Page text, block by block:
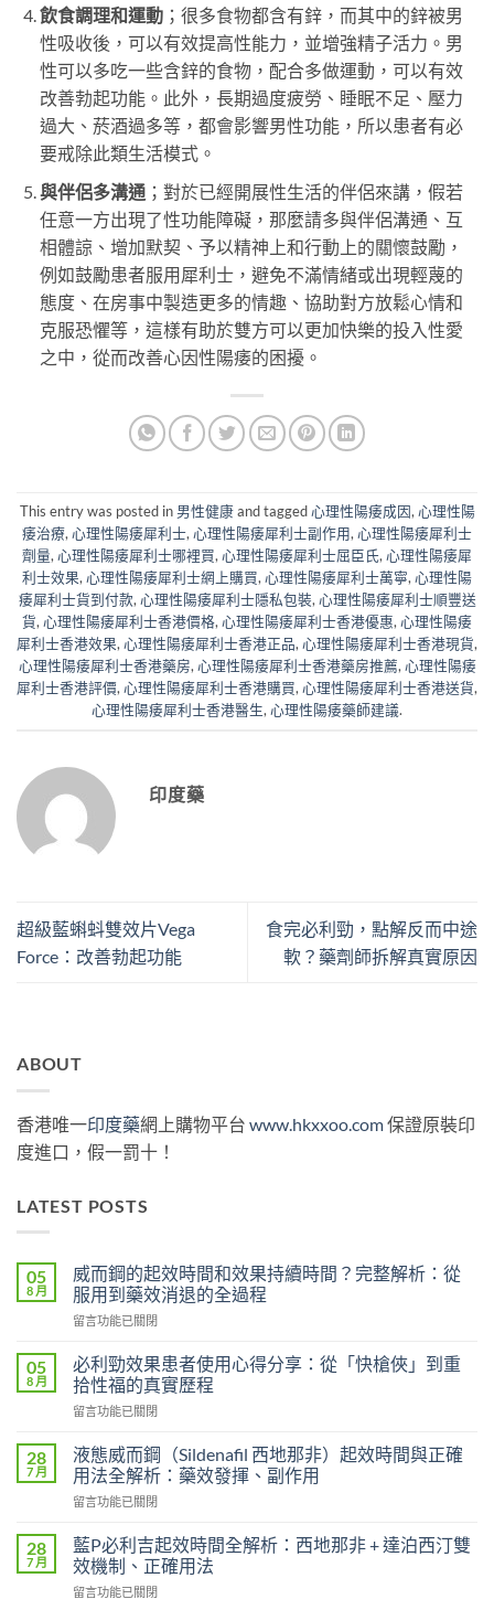
飲食調理和運動；很多食物都含有鋅，而其中的鋅被男
性吸收後，可以有效提高性能力，並增強精子活力。男
性可以多吃一些含鋅的食物，配合多做運動，可以有效
改善勃起功能。此外，長期過度疲勞、睡眠不足、壓力
過大、菸酒過多等，都會影響男性功能，所以患者有必
要戒除此類生活模式。
與伴侶多溝通；對於已經開展性生活的伴侶來講，假若
任意一方出現了性功能障礙，那麼請多與伴侶溝通、互
相體諒、增加默契、予以精神上和行動上的關懷鼓勵，
例如鼓勵患者服用犀利士，避免不滿情緒或出現輕蔑的
態度、在房事中製造更多的情趣、協助對方放鬆心情和
克服恐懼等，這樣有助於雙方可以更加快樂的投入性愛
之中，從而改善心因性陽痿的困擾。
This entry was posted in 男性健康and tagged心理性陽痿成因, 心理性陽
痿治療, 心理性陽痿犀利士, 心理性陽痿犀利士副作用, 心理性陽痿犀利士
劑量, 心理性陽痿犀利士哪裡買, 心理性陽痿犀利士屈臣氏, 心理性陽痿犀
利士效果, 心理性陽痿犀利士網上購買, 心理性陽痿犀利士萬寧, 心理性陽
痿犀利士貨到付款, 心理性陽痿犀利士隱私包裝, 心理性陽痿犀利士順豐送
貨, 心理性陽痿犀利士香港價格, 心理性陽痿犀利士香港優惠, 心理性陽痿
犀利士香港效果, 心理性陽痿犀利士香港正品, 心理性陽痿犀利士香港現貨,
心理性陽痿犀利士香港藥房, 心理性陽痿犀利士香港藥房推薦, 心理性陽痿
犀利士香港評價, 心理性陽痿犀利士香港購買, 心理性陽痿犀利士香港送貨,
心理性陽痿犀利士香港醫生, 心理性陽痿藥師建議.
印度藥
超級藍蝌蚪雙效片Vega
Force：改善勃起功能
食完必利勁，點解反而中途
軟？藥劑師拆解真實原因
ABOUT
香港唯一印度藥網上購物平台 www.hkxxoo.com保證原裝印
度進口，假一罰十！
LATEST POSTS
05
8 月
威而鋼的起效時間和效果持續時間？完整解析：從
服用到藥效消退的全過程
在
而
鋼
的
起
時
間
和
效
持
續
間？
留言功能已關閉
05
8 月
必利勁效果患者使用心得分享：從「快槍俠」到重
拾性福的真實歷程
在
利
勁
效
果
者
使
用
心
留言功能已關閉
28
7 月
液態威而鋼（Sildenafil 西地那非）起效時間與正確
用法全解析：藥效發揮、副作用
在
態
威
而
鋼
留言功能已關閉
28
7 月
藍P必利吉起效時間全解析：西地那非 + 達泊西汀雙
效機制、正確用法
在
留言功能已關閉